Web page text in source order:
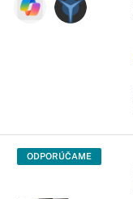
ODPORÚČAME